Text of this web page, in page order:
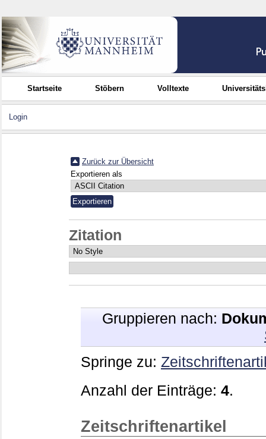
Startseite Stöbern Volltexte
Login
Zurück zur Übersicht
Exportieren als
Zitation
Gruppieren nach:
Springe zu:
Anzahl der Einträge: 4.
Zeitschriftenartikel